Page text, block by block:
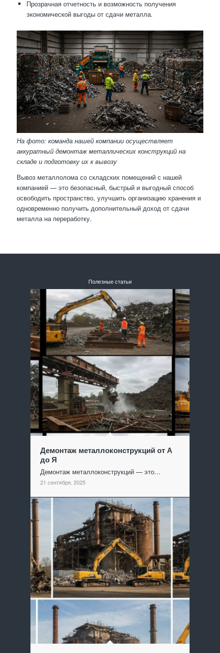
Прозрачная отчетность и возможность получения
экономической выгоды от сдачи металла.
На фото: команда нашей компании осуществляет
аккуратный демонтаж металлических конструкций на
складе и подготовку их к вывозу
Вывоз металлолома со складских помещений с нашей
компанией — это безопасный, быстрый и выгодный способ
освободить пространство, улучшить организацию хранения и
одновременно получить дополнительный доход от сдачи
металла на переработку.
Полезные статьи
Демонтаж металлоконструкций от А
до Я
Демонтаж металлоконструкций — это…
21 сентября, 2025